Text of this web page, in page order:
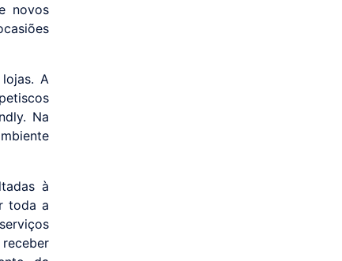
novos
A
Na
à
toda a